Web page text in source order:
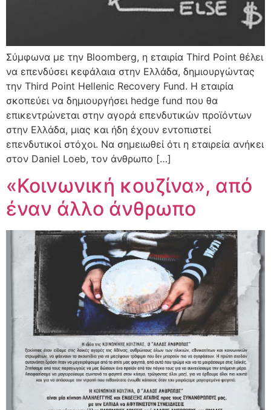
Σύμφωνα με την Bloomberg, η εταιρία Third Point θέλει
να επενδύσει κεφάλαια στην Ελλάδα, δημιουργώντας
την Third Point Hellenic Recovery Fund. Η εταιρία
σκοπεύει να δημιουργήσει hedge fund που θα
επικεντρώνεται στην αγορά επενδυτικών προϊόντων
στην Ελλάδα, μιας και ήδη έχουν εντοπιστεί
επενδυτικοί στόχοι. Να σημειωθεί ότι η εταιρεία ανήκει
στον Daniel Loeb, τον άνθρωπο […]
«Κοινωνική κουζίνα», από
έναν άλλο άνθρωπο